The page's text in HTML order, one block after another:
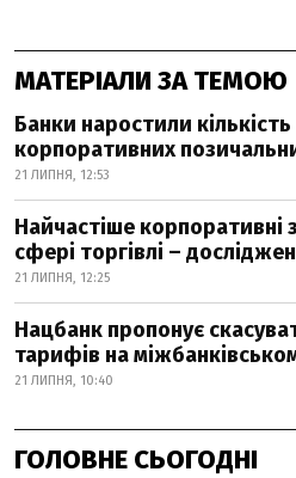
МАТЕРІАЛИ ЗА ТЕМОЮ
Банки наростили
корпоративних
21 ЛИПНЯ, 12:53
Найчастіше корпоративні
сфері торгівлі –
21 ЛИПНЯ, 12:25
Нацбанк пропонує
тарифів на
21 ЛИПНЯ, 10:40
ГОЛОВНЕ СЬОГОДНІ